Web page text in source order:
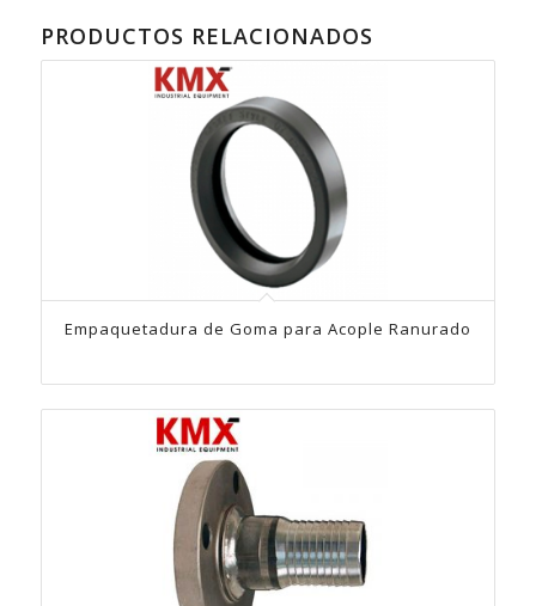
PRODUCTOS RELACIONADOS
Empaquetadura de Goma para Acople Ranurado